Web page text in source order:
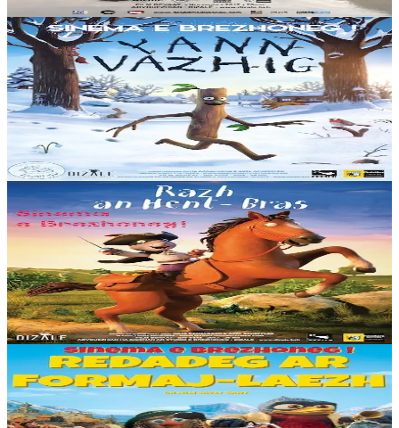
15,00 €
2 ans et plus
Dizale
Monsieur Bout-de-Bois
Monsieur Bout-de-Bois vit dans l'arbre familial, en compagnie de sa
chère Madame Bout-de-Bois et de ses trois petits Bouts-de-Bois, et
il s'apprête à vivre au...
En stock15,00 €
2 ans et plus
Dizale
Le Rat Scélérat
L’histoire du Rat Scélérat relate les aventures d’un rat vorace qui
raffole des gâteaux, des biscuits et de toutes les gourmandises
sucrées. Il sillonne la...
En stock15,00 €
2 ans et plus
Dizale
La grande course au fromage